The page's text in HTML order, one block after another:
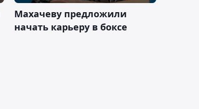
Махачеву предложили
начать карьеру в боксе